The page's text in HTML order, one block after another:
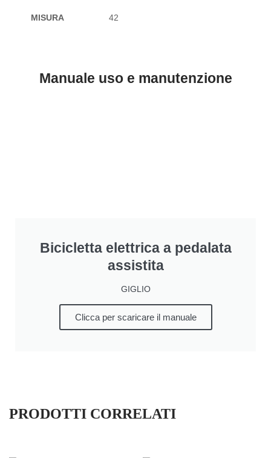
MISURA 42
Manuale uso e manutenzione
Bicicletta elettrica a pedalata
assistita
GIGLIO
Clicca per scaricare il manuale
PRODOTTI CORRELATI